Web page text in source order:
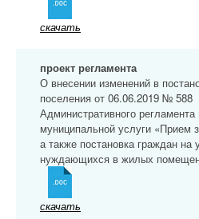
скачать
проект регламента
О внесении изменений в
поселения от 06.06.2019 №
Административного
муниципальной услуги «Прием
а также постановка граждан на
нуждающихся в жилых
скачать